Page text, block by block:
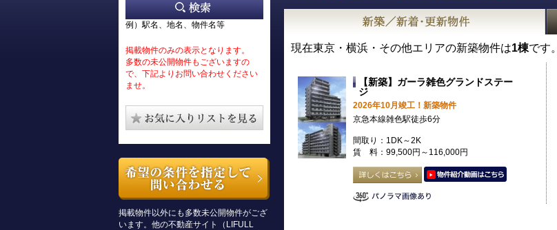
例）駅名、地名、物件名等
掲載物件のみの表示となります。
多数の未公開物件もございますの
で、下記よりお問い合わせください
ませ。
掲載物件以外にも多数未公開物件がござ
います。他の不動産サイト（LIFULL
現在東京・横浜・その他エリアの新築物件は1棟です。
【新築】ガーラ雑色グランドステー
ジ
2026年10月竣工！新築物件
京急本線雑色駅徒歩6分
間取り：1DK～2K
賃 料：99,500円～116,000円